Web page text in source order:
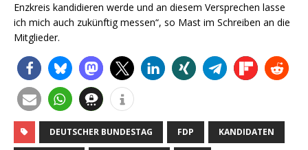
Enzkreis kandidieren werde und an diesem Versprechen lasse
ich mich auch zukünftig messen“, so Mast im Schreiben an die
Mitglieder.
DEUTSCHER BUNDESTAG FDP KANDIDATEN